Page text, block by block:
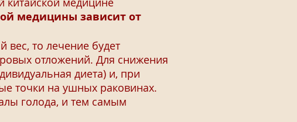
медицины зависит от
то лечение будет
отложений. Для снижения
диета) и, при
точки на ушных раковинах.
голода, и тем самым